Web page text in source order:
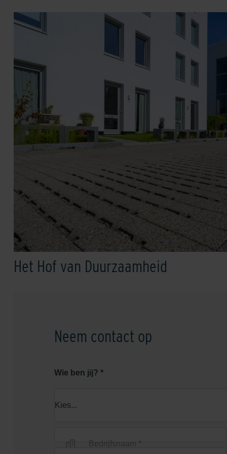
Het Hof van Duurzaamheid
Neem contact op
Wie ben jij? *
Bedrijfsnaam *